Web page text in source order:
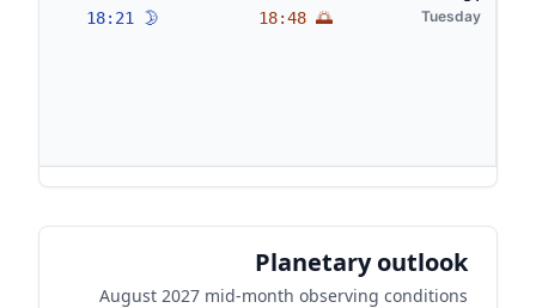
Tuesday
🌅 18:48
🌛 18:21
Planetary outlook
August 2027 mid-month observing conditions